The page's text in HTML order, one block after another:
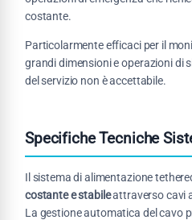
costante.
Particolarmente efficaci per il
grandi dimensioni e operazioni di
del servizio non è accettabile.
Specifiche Tecniche
Il sistema di alimentazione
costante e stabileattraverso cavi
La gestione automatica del cavo